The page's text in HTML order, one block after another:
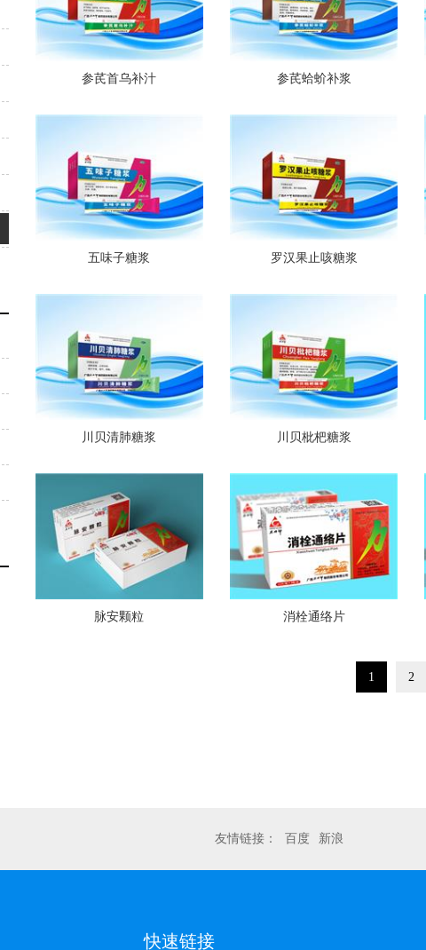
参芪首乌补汁 参芪蛤蚧补浆
五味子糖浆 罗汉果止咳糖浆
川贝清肺糖浆 川贝枇杷糖浆
脉安颗粒 消栓通络片
1 2
友情链接： 百度 新浪
快速链接